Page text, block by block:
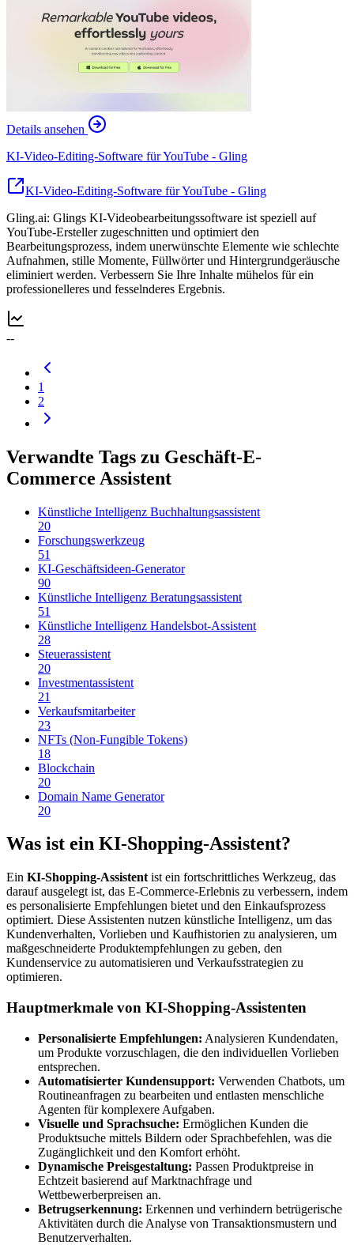
Details ansehen
KI-Video-Editing-Software für YouTube - Gling
KI-Video-Editing-Software für YouTube - Gling
Gling.ai: Glings KI-Videobearbeitungssoftware ist speziell auf
YouTube-Ersteller zugeschnitten und optimiert den
Bearbeitungsprozess, indem unerwünschte Elemente wie schlechte
Aufnahmen, stille Momente, Füllwörter und Hintergrundgeräusche
eliminiert werden. Verbessern Sie Ihre Inhalte mühelos für ein
professionelleres und fesselnderes Ergebnis.
--
1
2
Verwandte Tags zu Geschäft-E-
Commerce Assistent
Künstliche Intelligenz Buchhaltungsassistent
20
Forschungswerkzeug
51
KI-Geschäftsideen-Generator
90
Künstliche Intelligenz Beratungsassistent
51
Künstliche Intelligenz Handelsbot-Assistent
28
Steuerassistent
20
Investmentassistent
21
Verkaufsmitarbeiter
23
NFTs (Non-Fungible Tokens)
18
Blockchain
20
Domain Name Generator
20
Was ist ein KI-Shopping-Assistent?
Ein KI-Shopping-Assistent ist ein fortschrittliches Werkzeug, das
darauf ausgelegt ist, das E-Commerce-Erlebnis zu verbessern, indem
es personalisierte Empfehlungen bietet und den Einkaufsprozess
optimiert. Diese Assistenten nutzen künstliche Intelligenz, um das
Kundenverhalten, Vorlieben und Kaufhistorien zu analysieren, um
maßgeschneiderte Produktempfehlungen zu geben, den
Kundenservice zu automatisieren und Verkaufsstrategien zu
optimieren.
Hauptmerkmale von KI-Shopping-Assistenten
Personalisierte Empfehlungen: Analysieren Kundendaten,
um Produkte vorzuschlagen, die den individuellen Vorlieben
entsprechen.
Automatisierter Kundensupport: Verwenden Chatbots, um
Routineanfragen zu bearbeiten und entlasten menschliche
Agenten für komplexere Aufgaben.
Visuelle und Sprachsuche: Ermöglichen Kunden die
Produktsuche mittels Bildern oder Sprachbefehlen, was die
Zugänglichkeit und den Komfort erhöht.
Dynamische Preisgestaltung: Passen Produktpreise in
Echtzeit basierend auf Marktnachfrage und
Wettbewerberpreisen an.
Betrugserkennung: Erkennen und verhindern betrügerische
Aktivitäten durch die Analyse von Transaktionsmustern und
Benutzerverhalten.